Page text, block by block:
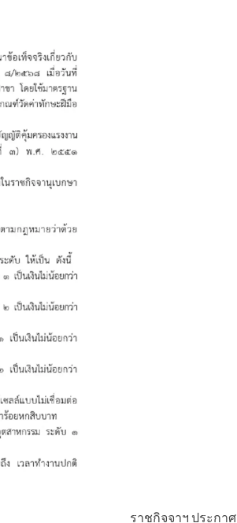
ราชกิจจาฯ ประกาศ